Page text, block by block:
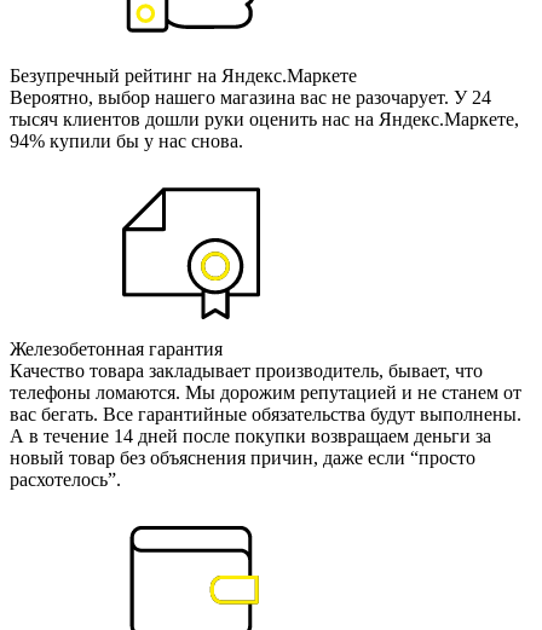
Безупречный рейтинг на Яндекс.Маркете
Вероятно, выбор нашего магазина вас не разочарует. У 24
тысяч клиентов дошли руки оценить нас на Яндекс.Маркете,
94% купили бы у нас снова.
Железобетонная гарантия
Качество товара закладывает производитель, бывает, что
телефоны ломаются. Мы дорожим репутацией и не станем от
вас бегать. Все гарантийные обязательства будут выполнены.
А в течение 14 дней после покупки возвращаем деньги за
новый товар без объяснения причин, даже если “просто
расхотелось”.